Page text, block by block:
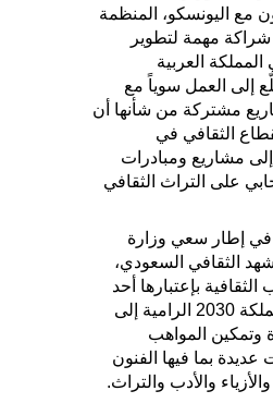
مع اليونسكو، المنظمة
شراكة مهمة لتطوير
العربية
إلى العمل سوياً مع
مشتركة من شأنها أن
الثقافي في
إلى مشاريع ومبادرات
على التراث الثقافي
في إطار سعي وزارة
الثقافي السعودي،
بإعتبارها أحد
أهم ركائز رؤية المملكة 2030 الرامية إلى
وتمكين المواهب
عديدة بما فيها الفنون
والأدب والتراث.